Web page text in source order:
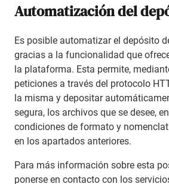
Automatización del
Es posible automatizar el depósito
gracias a la funcionalidad que
la plataforma. Esta permite,
peticiones a través del protocolo
la misma y depositar
segura, los archivos que se desee,
condiciones de formato y
en los apartados anteriores.
Para más información sobre esta
ponerse en contacto con los